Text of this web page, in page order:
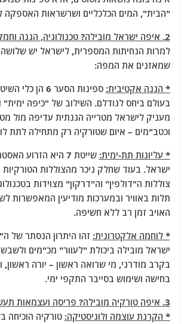
"הבית", המים הכלכליים ושרשראות האספקה
2. איפה ישראל מובילה? טכנולוגיה, הגנה וחמקנות
למרות הנחיתות המספרית, לישראל יש
שמאזנים את המפה:
* הגנה אקטיבית:
ספינות הסער 6
מעניק לישראל מטרייה הגנתית עדיפה מול
וכטב"מים – איום שטורקיה רק מתחילה לתת
* עליונות תת-ימית:
שייטת 7 היא הזרוע
ישראל. בעוד שחלק ניכר מהצוללות הטורקיות
צוללות ה"דולפין" וה"דרקון" מצוידות
תלות באוויר ובמערכות מודיעין המאפשרות
האויב זמן רב ללא חשיפה.
* לוחמה אלקטרונית: זהו היתרון הנסתר של
ישראל מובילה ביכולת "לעוור" מכ"מים
בקרב מודרני, מי שרואה ראשון – יורה ראשון,
בחישה ושימוש בסייבר התקפי ימי.
3. איפה טורקיה מובילה? פריסה ועצמאות תעשייתית
* הקרנת עוצמה ולוגיסטיקה: טורקיה הוכיחה